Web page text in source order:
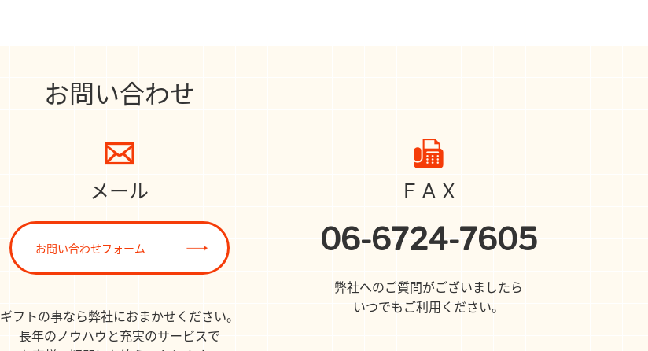
お問い合わせ
メール
お問い合わせフォーム
ギフトの事なら弊社におまかせください。
長年のノウハウと充実のサービスで
ＦＡＸ
06-6724-7605
弊社へのご質問がございましたら
いつでもご利用ください。